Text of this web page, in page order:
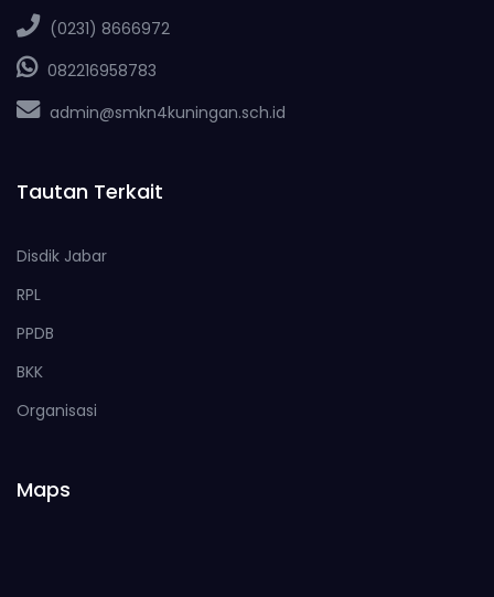
(0231) 8666972
082216958783
admin@smkn4kuningan.sch.id
Tautan Terkait
Disdik Jabar
RPL
PPDB
BKK
Organisasi
Maps